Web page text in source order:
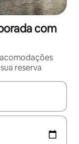
com
reserva
explore-os